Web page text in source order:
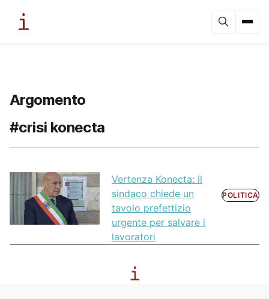
Argomento
#crisi konecta
Vertenza Konecta: il
sindaco chiede un
tavolo prefettizio
urgente per salvare i
lavoratori
POLITICA